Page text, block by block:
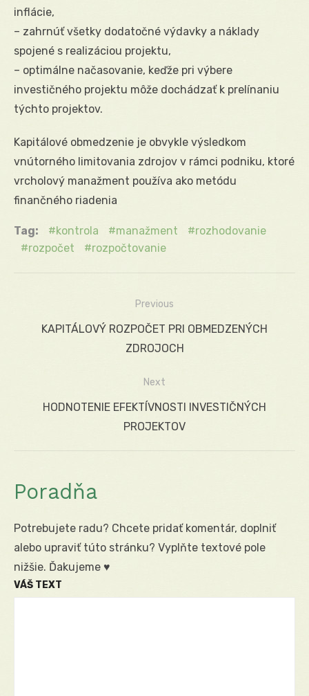
inflácie,
– zahrnúť všetky dodatočné výdavky a náklady
spojené s realizáciou projektu,
– optimálne načasovanie, keďže pri výbere
investičného projektu môže dochádzať k prelínaniu
týchto projektov.
Kapitálové obmedzenie je obvykle výsledkom
vnútorného limitovania zdrojov v rámci podniku, ktoré
vrcholový manažment používa ako metódu
finančného riadenia
Tag: kontrola manažment
rozhodovanie
rozpočet
rozpočtovanie
Navigácia
Previous
Previous
KAPITÁLOVÝ ROZPOČET PRI OBMEDZENÝCH
ZDROJOCH
Next
NextHODNOTENIE EFEKTÍVNOSTI INVESTIČNÝCH
PROJEKTOV
Poradňa
Potrebujete radu? Chcete pridať komentár, doplniť
alebo upraviť túto stránku? Vyplňte textové pole
nižšie. Ďakujeme ♥
VÁŠ TEXT